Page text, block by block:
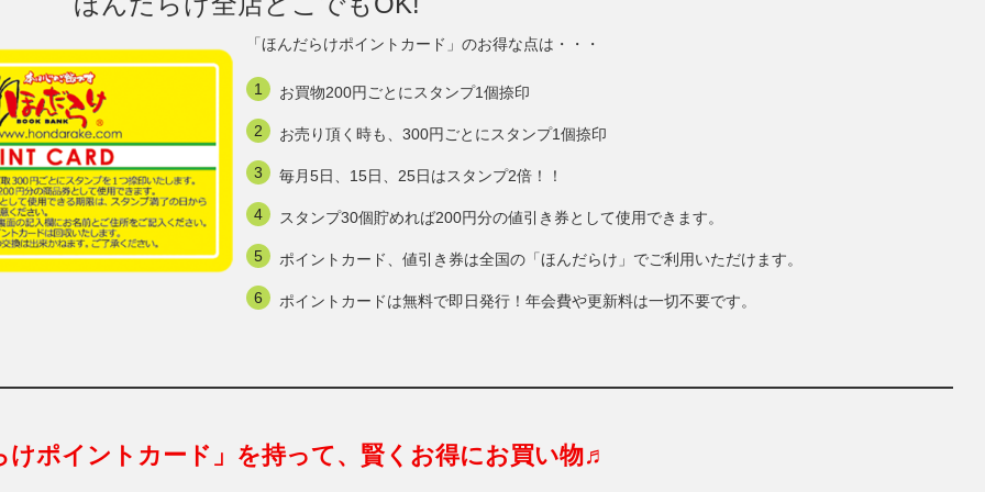
「ほんだらけポイントカード」のお得な点は・・・
お買物200円ごとにスタンプ1個捺印
お売り頂く時も、300円ごとにスタンプ1個捺印
毎月5日、15日、25日はスタンプ2倍！！
スタンプ30個貯めれば200円分の値引き券として使用できます。
ポイントカード、値引き券は全国の「ほんだらけ」でご利用いただけます。
ポイントカードは無料で即日発行！年会費や更新料は一切不要です。
けポイントカード」を持って、賢くお得にお買い物♬